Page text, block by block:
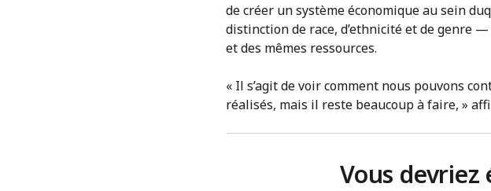
de créer un système économique au sein
distinction de race, d’ethnicité et de genre
et des mêmes ressources.
« Il s’agit de voir comment nous pouvons
réalisés, mais il reste beaucoup à faire, »
Vous